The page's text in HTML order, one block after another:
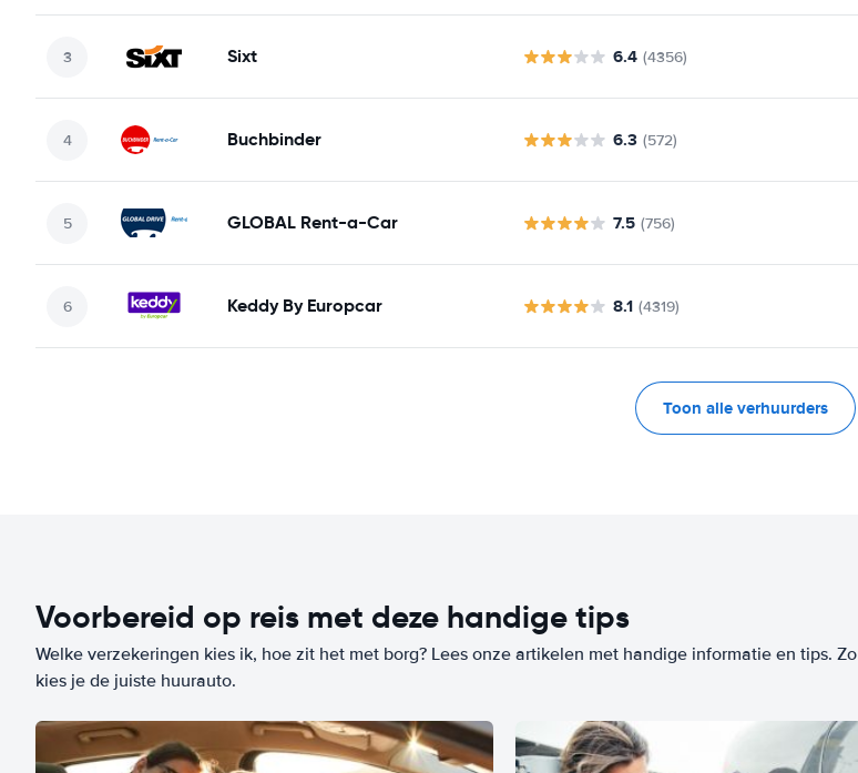
Sixt 6.4 (4356)
Buchbinder 6.3 (572)
GLOBAL Rent-a-Car 7.5 (756)
Keddy By Europcar 8.1 (4319)
Toon alle verhuurders
Voorbereid op reis met deze handige tips
Welke verzekeringen kies ik, hoe zit het met borg? Lees onze artikelen met handige informatie en tips. Zo
kies je de juiste huurauto.